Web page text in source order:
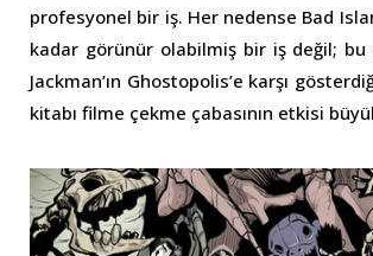
profesyonel bir iş. Her nedense Bad
kadar görünür olabilmiş bir iş değil; bu
Jackman’ın Ghostopolis’e karşı
kitabı filme çekme çabasının etkisi